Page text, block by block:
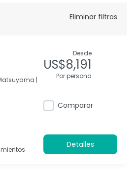
Eliminar filtros
|
Desde
US$8,191
Por persona
Comparar
Detalles